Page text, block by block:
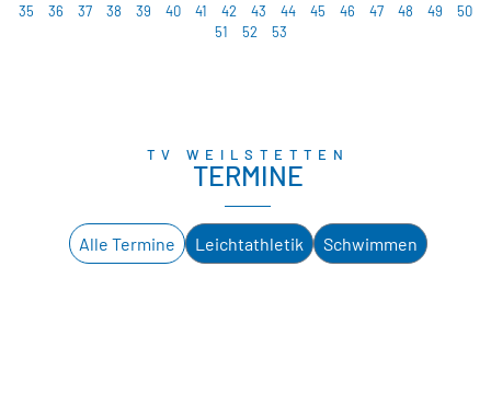
35
36 37 38 39 40 41 42 43 44 45 46 47 48 49
50
51
52 53
TV WEILSTETTEN
TERMINE
Leichtathletik Schwimmen
Alle Termine